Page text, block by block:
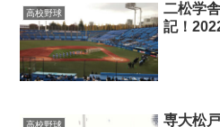
高校野球
二松学
記！
高校野球 専大松